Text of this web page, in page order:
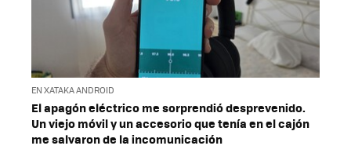
EN XATAKA ANDROID
El apagón eléctrico me sorprendió desprevenido.
Un viejo móvil y un accesorio que tenía en el cajón
me salvaron de la incomunicación